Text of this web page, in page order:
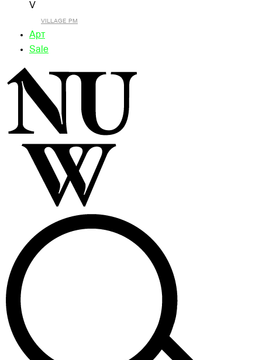
V
VILLAGE PM
Арт
Sale